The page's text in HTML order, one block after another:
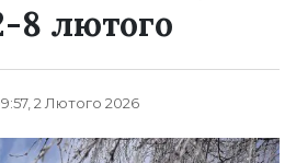
8 лютого
2 Лютого 2026